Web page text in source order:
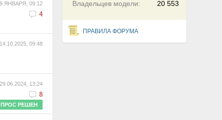
20 553
Владельцев модели:
ПРАВИЛА ФОРУМА
ЯНВАРЯ, 09:12
4
14.10.2025, 09:48
29.06.2024, 13:24
8
РЕШЕН